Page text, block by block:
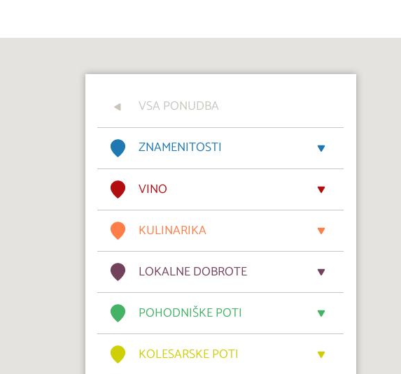
VSA PONUDBA
ZNAMENITOSTI
VINO
KULINARIKA
LOKALNE DOBROTE
POHODNIŠKE POTI
KOLESARSKE POTI